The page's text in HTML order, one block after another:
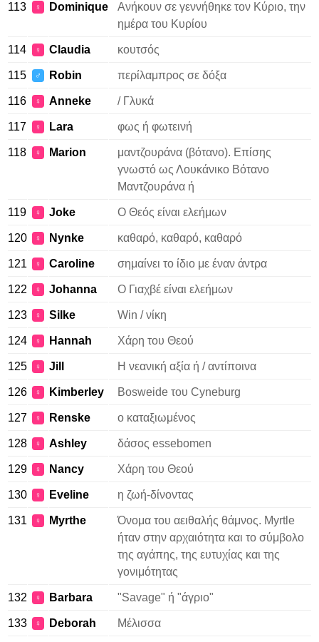
113 ♀ Dominique
Ανήκουν σε γεννήθηκε τον Κύριο, την
ημέρα του Κυρίου
114 ♀ Claudia κουτσός
115 ♂ Robin περίλαμπρος σε δόξα
116 ♀ Anneke / Γλυκά
117 ♀ Lara φως ή φωτεινή
118 ♀ Marion
μαντζουράνα (βότανο). Επίσης
γνωστό ως Λουκάνικο Βότανο
Μαντζουράνα ή
119 ♀ Joke Ο Θεός είναι ελεήμων
120 ♀ Nynke καθαρό, καθαρό, καθαρό
121 ♀ Caroline σημαίνει το ίδιο με έναν άντρα
122 ♀ Johanna Ο Γιαχβέ είναι ελεήμων
123 ♀ Silke Win / νίκη
124 ♀ Hannah Χάρη του Θεού
125 ♀ Jill Η νεανική αξία ή / αντίποινα
126 ♀ Kimberley Bosweide του Cyneburg
127 ♀ Renske ο καταξιωμένος
128 ♀ Ashley δάσος essebomen
129 ♀ Nancy Χάρη του Θεού
130 ♀ Eveline η ζωή-δίνοντας
131 ♀ Myrthe
Όνομα του αειθαλής θάμνος. Myrtle
ήταν στην αρχαιότητα και το σύμβολο
της αγάπης, της ευτυχίας και της
γονιμότητας
132 ♀ Barbara "Savage" ή "άγριο"
133 ♀ Deborah Μέλισσα